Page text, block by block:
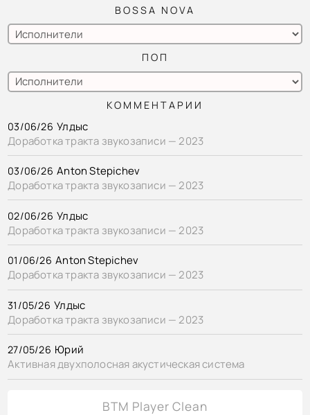
BOSSA NOVA
ПОП
КОММЕНТАРИИ
03/06/26 Улдыс
Доработка тракта звукозаписи — 2023
03/06/26 Anton Stepichev
Доработка тракта звукозаписи — 2023
02/06/26 Улдыс
Доработка тракта звукозаписи — 2023
01/06/26 Anton Stepichev
Доработка тракта звукозаписи — 2023
31/05/26 Улдыс
Доработка тракта звукозаписи — 2023
27/05/26 Юрий
Активная двухполосная акустическая система
BTM Player Clean